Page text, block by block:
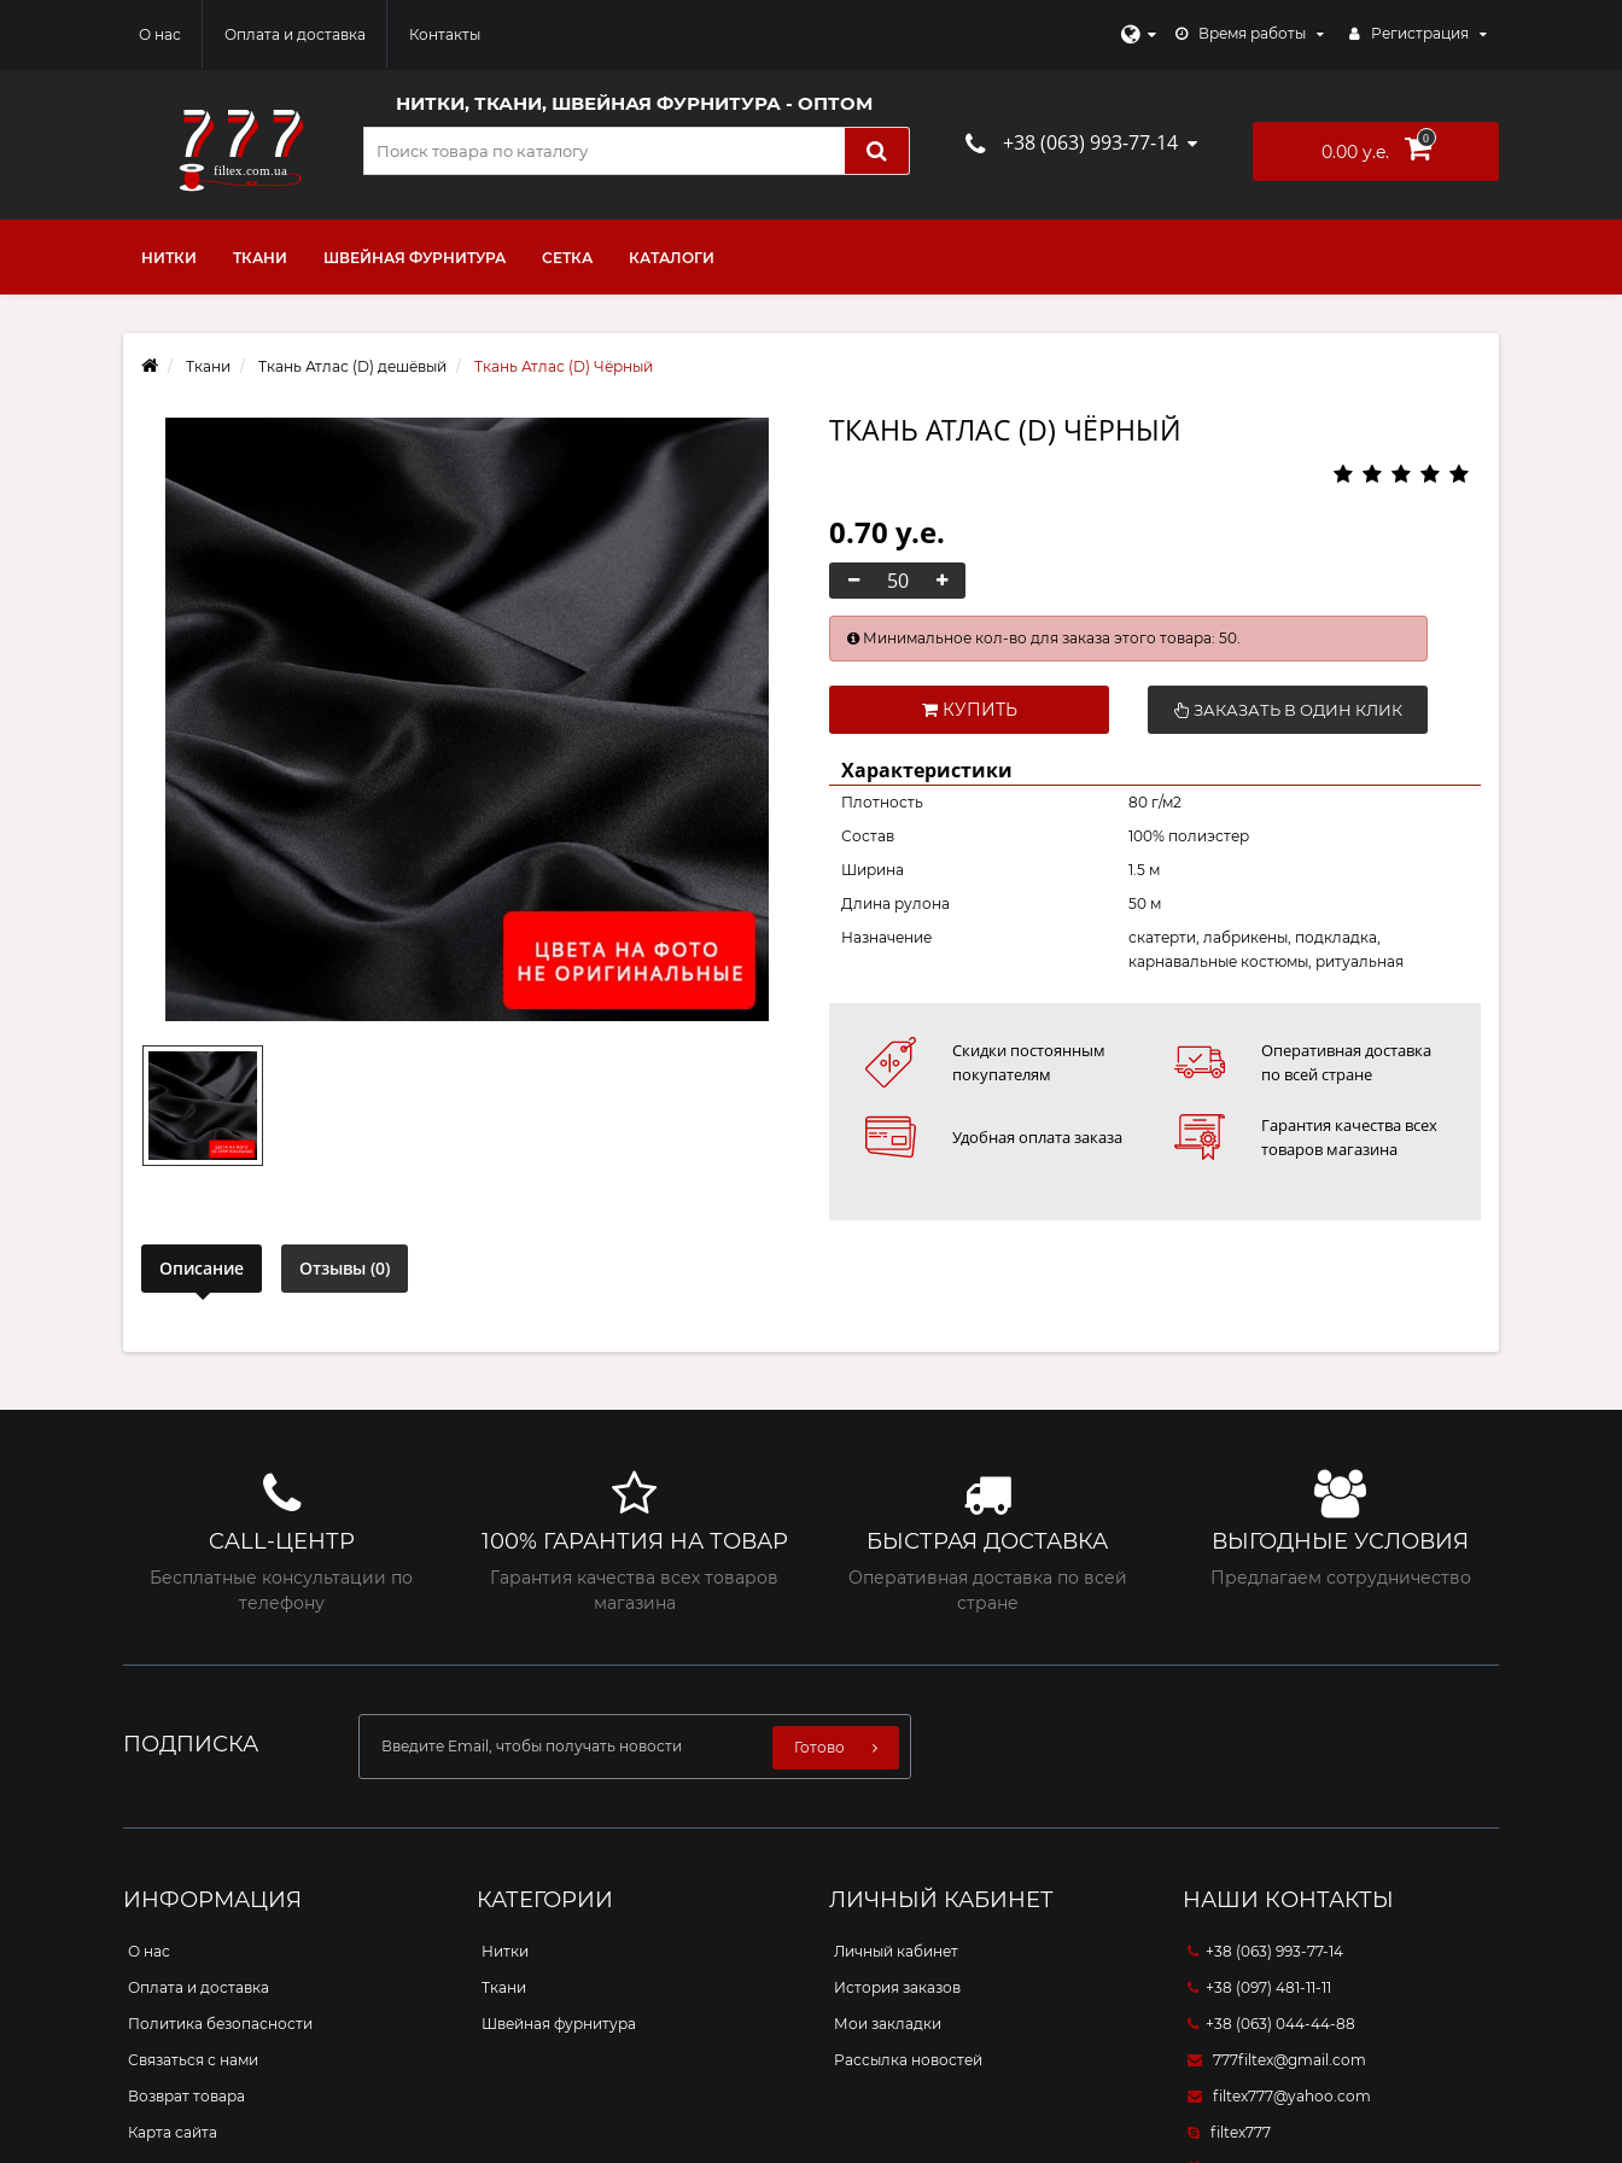
О нас Оплата и доставка Контакты Время работы Регистрация
НИТКИ, ТКАНИ, ШВЕЙНАЯ ФУРНИТУРА - ОПТОМ
+38 (063) 993-77-14 0.00 y.e.
0
НИТКИ ТКАНИ ШВЕЙНАЯ ФУРНИТУРА СЕТКА КАТАЛОГИ
Ткани Ткань Атлас (D) дешёвый Ткань Атлас (D) Чёрный
ТКАНЬ АТЛАС (D) ЧЁРНЫЙ
0.70 y.e.
Минимальное кол-во для заказа этого товара: 50.
КУПИТЬ ЗАКАЗАТЬ В ОДИН КЛИК
Характеристики
Плотность
80 г/м2
Состав
100% полиэстер
Ширина
1.5 м
Длина рулона
50 м
Назначение
скатерти, лабрикены, подкладка,
карнавальные костюмы, ритуальная
Скидки постоянным
покупателям
Оперативная доставка
по всей стране
Удобная оплата заказа
Гарантия качества всех
товаров магазина
Описание Отзывы (0)
CALL-ЦЕНТР
Бесплатные консультации по
телефону
100% ГАРАНТИЯ НА ТОВАР
Гарантия качества всех товаров
магазина
БЫСТРАЯ ДОСТАВКА
Оперативная доставка по всей
стране
ВЫГОДНЫЕ УСЛОВИЯ
Предлагаем сотрудничество
ПОДПИСКА Готово
ИНФОРМАЦИЯ
О нас
Оплата и доставка
Политика безопасности
Связаться с нами
Возврат товара
Карта сайта
КАТЕГОРИИ
Нитки
Ткани
Швейная фурнитура
ЛИЧНЫЙ КАБИНЕТ
Личный кабинет
История заказов
Мои закладки
Рассылка новостей
НАШИ КОНТАКТЫ
+38 (063) 993-77-14
+38 (097) 481-11-11
+38 (063) 044-44-88
777filtex@gmail.com
filtex777@yahoo.com
filtex777